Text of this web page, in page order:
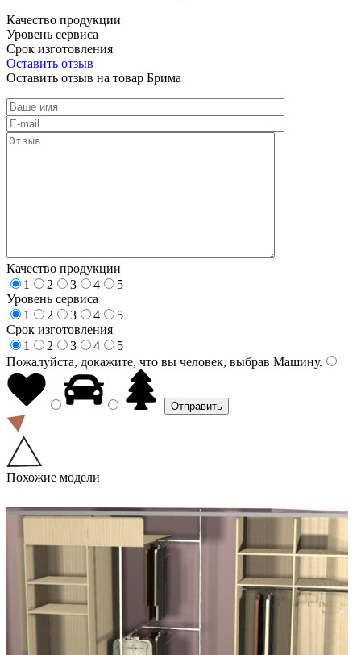
Качество продукции
Уровень сервиса
Срок изготовления
Оставить отзыв
Оставить отзыв на товар Брима
Качество продукции
1
2 3 4
5
Уровень сервиса
1
2 3 4
5
Срок изготовления
1
2 3 4
5
Пожалуйста, докажите, что вы человек, выбрав Машину.
Похожие модели